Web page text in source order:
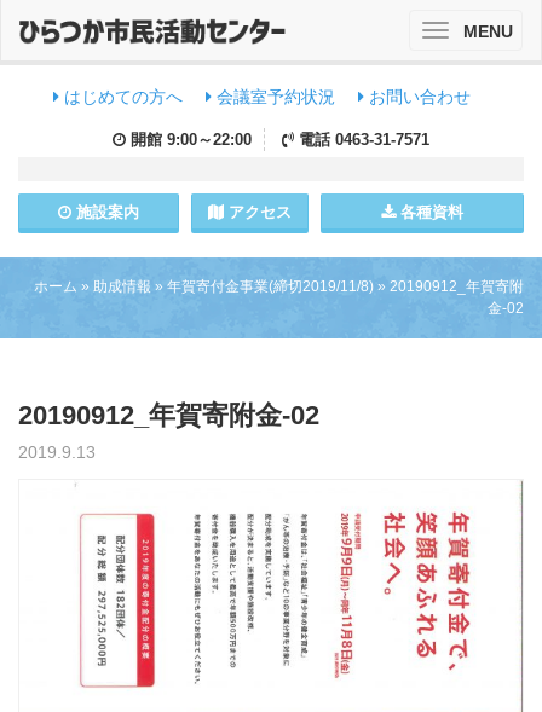
はじめての方へ 会議室予約状況 お問い合わせ
開館 9:00～22:00 電話 0463-31-7571
施設案内 アクセス 各種資料
ToggleMENU
ホーム » 助成情報 » 年賀寄付金事業(締切2019/11/8) » 20190912_年賀寄附
金-02
20190912_年賀寄附金-02
2019.9.13